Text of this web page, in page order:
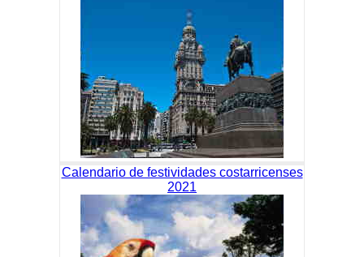
Calendario de festividades costarricenses
2021